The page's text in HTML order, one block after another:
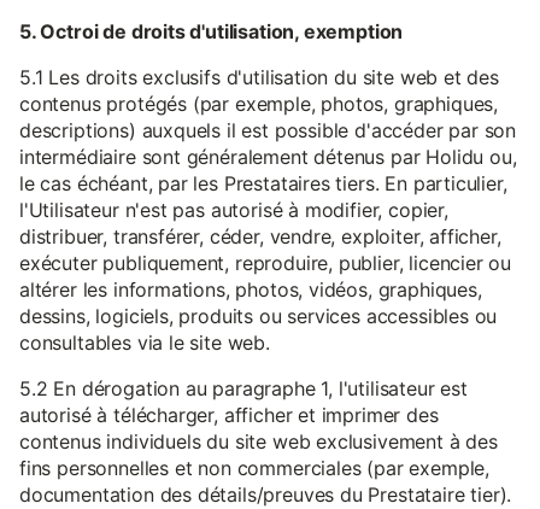
5. Octroi de droits d'utilisation, exemption
5.1 Les droits exclusifs d'utilisation du site web et des
contenus protégés (par exemple, photos, graphiques,
descriptions) auxquels il est possible d'accéder par son
intermédiaire sont généralement détenus par Holidu ou,
le cas échéant, par les Prestataires tiers. En particulier,
l'Utilisateur n'est pas autorisé à modifier, copier,
distribuer, transférer, céder, vendre, exploiter, afficher,
exécuter publiquement, reproduire, publier, licencier ou
altérer les informations, photos, vidéos, graphiques,
dessins, logiciels, produits ou services accessibles ou
consultables via le site web.
5.2 En dérogation au paragraphe 1, l'utilisateur est
autorisé à télécharger, afficher et imprimer des
contenus individuels du site web exclusivement à des
fins personnelles et non commerciales (par exemple,
documentation des détails/preuves du Prestataire tier).